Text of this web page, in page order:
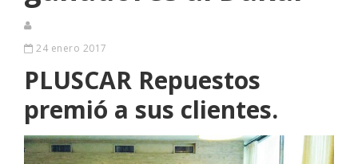
24 enero 2017
PLUSCAR Repuestos
premió a sus clientes.